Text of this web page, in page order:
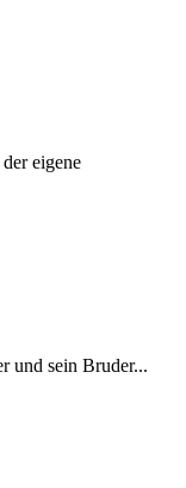
eigene
und sein Bruder...